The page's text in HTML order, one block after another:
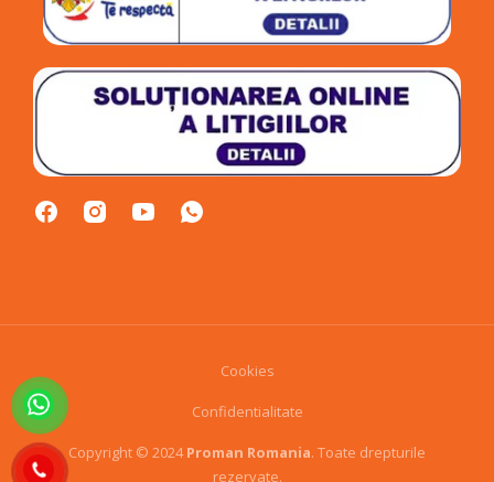
Copyright © 2024Proman Romania. Toate drepturile
rezervate.
Cookies
Confidentialitate